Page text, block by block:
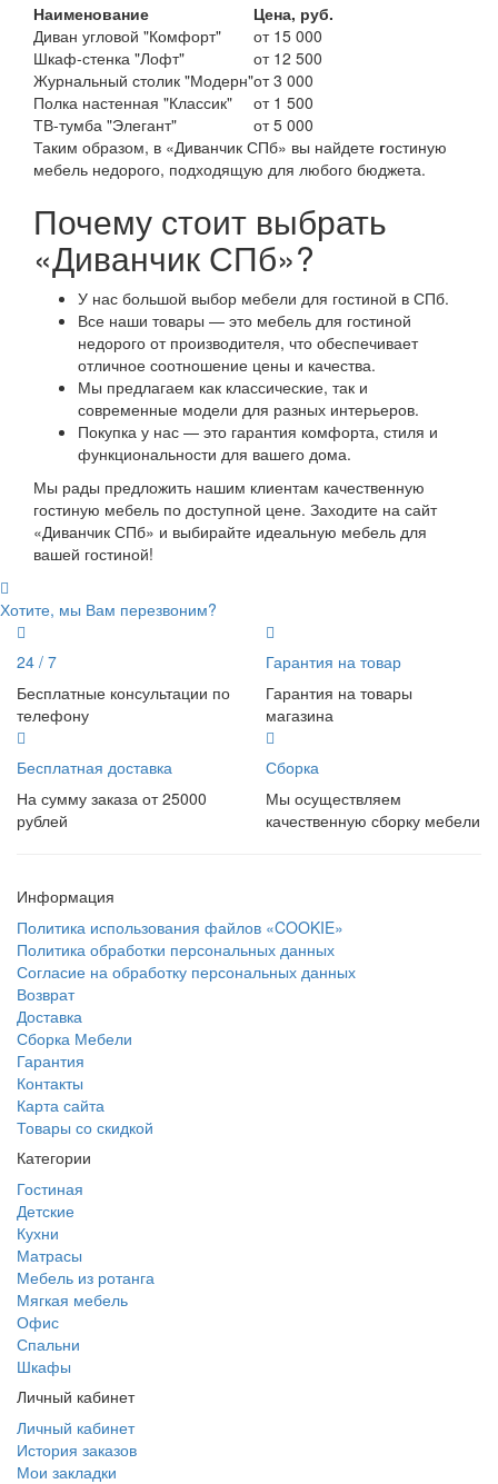
Наименование
Цена, руб.
Диван угловой "Комфорт"
от 15 000
Шкаф-стенка "Лофт"
от 12 500
Журнальный столик "Модерн"от 3 000
Полка настенная "Классик"
от 1 500
ТВ-тумба "Элегант"
от 5 000
Таким образом, в «Диванчик СПб» вы найдете гостиную
мебель недорого, подходящую для любого бюджета.
Почему стоит выбрать
«Диванчик СПб»?
У нас большой выбор мебели для гостиной в СПб.
Все наши товары — это мебель для гостиной
недорого от производителя, что обеспечивает
отличное соотношение цены и качества.
Мы предлагаем как классические, так и
современные модели для разных интерьеров.
Покупка у нас — это гарантия комфорта, стиля и
функциональности для вашего дома.
Мы рады предложить нашим клиентам качественную
гостиную мебель по доступной цене. Заходите на сайт
«Диванчик СПб» и выбирайте идеальную мебель для
вашей гостиной!
Хотите, мы Вам перезвоним?
24 / 7
Бесплатные консультации по
телефону
Гарантия на товар
Гарантия на товары
магазина
Бесплатная доставка
На сумму заказа от 25000
рублей
Сборка
Мы осуществляем
качественную сборку мебели
Информация
Политика использования файлов «COOKIE»
Политика обработки персональных данных
Согласие на обработку персональных данных
Возврат
Доставка
Сборка Мебели
Гарантия
Контакты
Карта сайта
Товары со скидкой
Категории
Гостиная
Детские
Кухни
Матрасы
Мебель из ротанга
Мягкая мебель
Офис
Спальни
Шкафы
Личный кабинет
Личный кабинет
История заказов
Мои закладки